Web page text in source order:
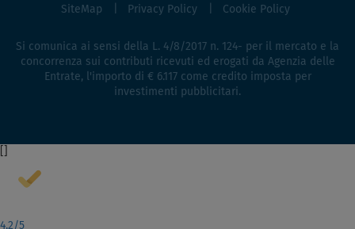
SiteMap Privacy Policy Cookie Policy
Si comunica ai sensi della L. 4/8/2017 n. 124- per il mercato e la
concorrenza sui contributi ricevuti ed erogati da Agenzia delle
Entrate, l'importo di € 6.117 come credito imposta per
investimenti pubblicitari.
4,2 /5